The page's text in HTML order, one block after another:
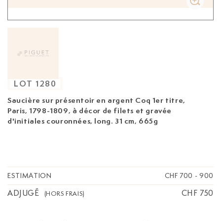
Saucière sur présentoir en argent Coq 1er titre,
Paris, 1798-1809,
d'initiales couronnées, long. 31 cm, 665g
LOT 1280
ESTIMATION CHF 700 - 900
ADJUGÉ (HORS FRAIS) CHF 750